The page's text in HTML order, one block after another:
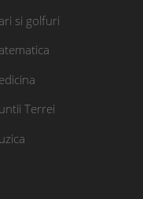
si golfuri
Terrei